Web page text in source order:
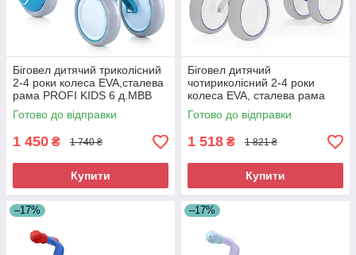
Біговел дитячий триколісний
2-4 роки колеса EVA,сталева
рама PROFI KIDS 6 д.MBB
1016-2
Готово до відправки
1 450 ₴ 1 740 ₴
Купити
Біговел дитячий
чотириколісний 2-4 роки
колеса EVA, сталева рама
PROFI KIDS 6 д. MBB 1017-5
Готово до відправки
1 518 ₴ 1 821 ₴
Купити
–17% –17%